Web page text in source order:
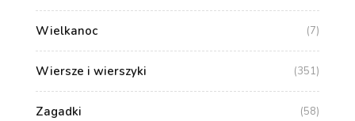
Wielkanoc (7)
Wiersze i wierszyki (351)
Zagadki (58)